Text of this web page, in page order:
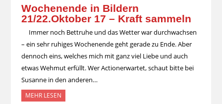
Wochenende in Bildern
21/22.Oktober 17 – Kraft sammeln
Immer noch Bettruhe und das Wetter war durchwachsen
– ein sehr ruhiges Wochenende geht gerade zu Ende. Aber
dennoch eins, welches mich mit ganz viel Liebe und auch
etwas Wehmut erfüllt. Wer Actionerwartet, schaut bitte bei
Susanne in den anderen…
MEHR LESEN